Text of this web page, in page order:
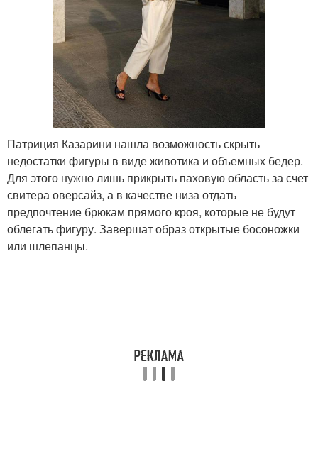
Патриция Казарини нашла возможность скрыть
недостатки фигуры в виде животика и объемных бедер.
Для этого нужно лишь прикрыть паховую область за счет
свитера оверсайз, а в качестве низа отдать
предпочтение брюкам прямого кроя, которые не будут
облегать фигуру. Завершат образ открытые босоножки
или шлепанцы.